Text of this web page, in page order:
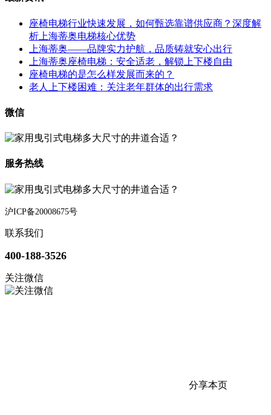
座椅电梯行业快速发展，如何甄选靠谱供应商？深度解
析上海蒂奥电梯核心优势
上海蒂奥——品牌实力护航，品质铸就安心出行
上海蒂奥座椅电梯：安全适老，解锁上下楼自由
座椅电梯的是怎么样发展而来的？
老人上下楼困难：关注老年群体的出行需求
微信
服务热线
沪ICP备20008675号
联系我们
400-188-3526
关注微信
分享本页